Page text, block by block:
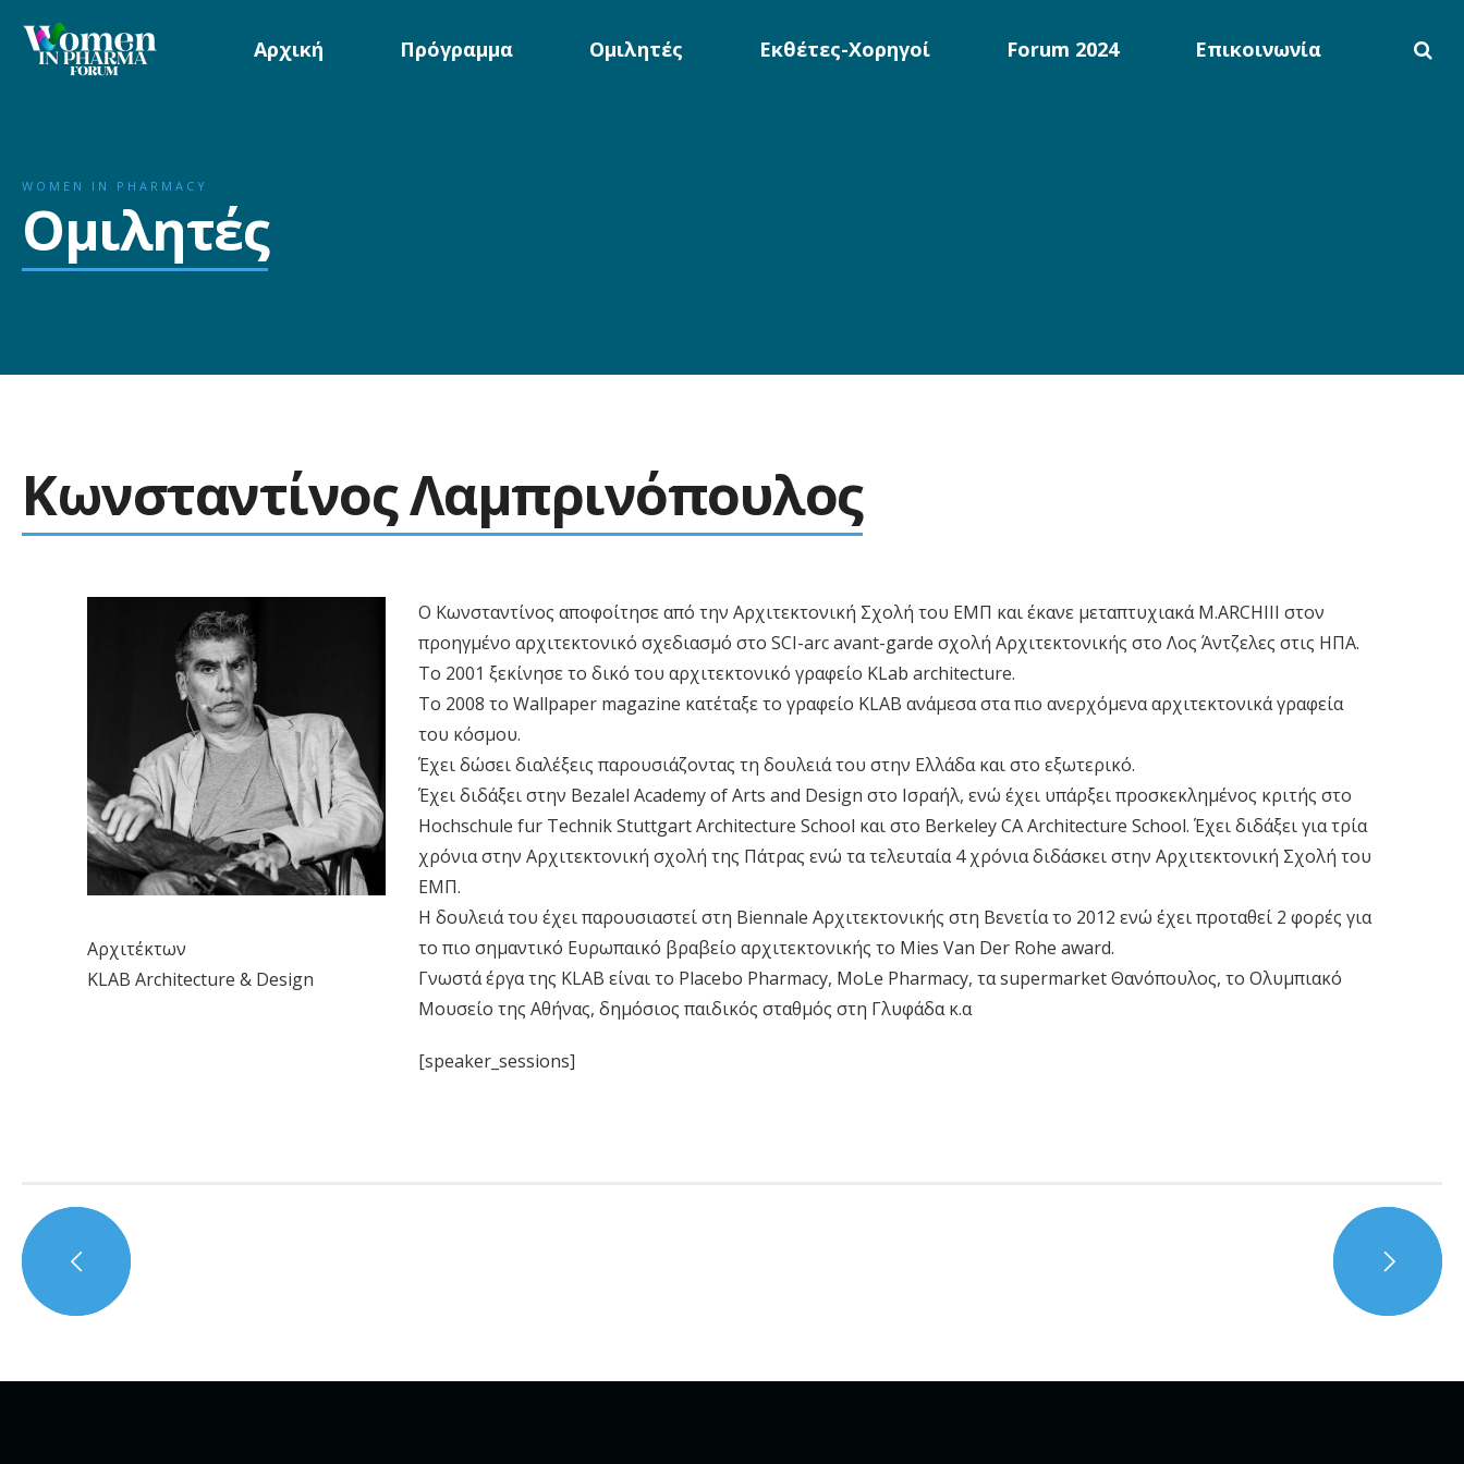
Αρχική Πρόγραμμα Ομιλητές Εκθέτες-Χορηγοί Forum 2024 Επικοινωνία
WOMEN IN PHARMACY
Ομιλητές
Κωνσταντίνος Λαμπρινόπουλος
Αρχιτέκτων
KLAB Architecture & Design
Ο Κωνσταντίνος αποφοίτησε από την Αρχιτεκτονική Σχολή του ΕΜΠ και έκανε μεταπτυχιακά M.ARCHIII στον
προηγμένο αρχιτεκτονικό σχεδιασμό στο SCI-arc avant-garde σχολή Αρχιτεκτονικής στο Λος Άντζελες στις ΗΠΑ.
Το 2001 ξεκίνησε το δικό του αρχιτεκτονικό γραφείο KLab architecture.
Το 2008 το Wallpaper magazine κατέταξε το γραφείο KLAB ανάμεσα στα πιο ανερχόμενα αρχιτεκτονικά γραφεία
του κόσμου.
Έχει δώσει διαλέξεις παρουσιάζοντας τη δουλειά του στην Ελλάδα και στο εξωτερικό.
Έχει διδάξει στην Bezalel Academy of Arts and Design στο Ισραήλ, ενώ έχει υπάρξει προσκεκλημένος κριτής στο
Hochschule fur Technik Stuttgart Architecture School και στο Berkeley CA Architecture School. Έχει διδάξει για τρία
χρόνια στην Αρχιτεκτονική σχολή της Πάτρας ενώ τα τελευταία 4 χρόνια διδάσκει στην Αρχιτεκτονική Σχολή του
ΕΜΠ.
Η δουλειά του έχει παρουσιαστεί στη Biennale Αρχιτεκτονικής στη Βενετία το 2012 ενώ έχει προταθεί 2 φορές για
το πιο σημαντικό Ευρωπαικό βραβείο αρχιτεκτονικής το Mies Van Der Rohe award.
Γνωστά έργα της KLAB είναι το Placebo Pharmacy, MoLe Pharmacy, τα supermarket Θανόπουλος, το Ολυμπιακό
Μουσείο της Αθήνας, δημόσιος παιδικός σταθμός στη Γλυφάδα κ.α
[speaker_sessions]